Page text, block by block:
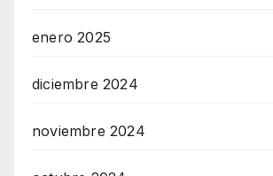
enero 2025
diciembre 2024
noviembre 2024